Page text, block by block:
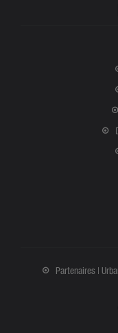
Partenaires |